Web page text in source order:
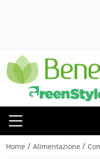
Home / Alimentazione /